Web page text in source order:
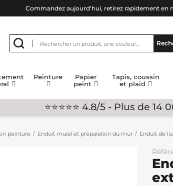
Commandez aujourd'hui, retirez rapidement en
Peinture
Papier
peint
Tapis, coussin
et plaid
⭐⭐⭐⭐⭐ 4.8/5 - Plus de
peinture Enduit mural et préparation du mur Enduit de